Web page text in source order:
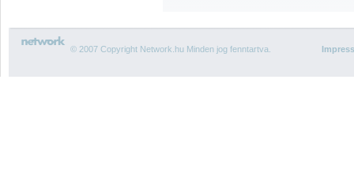
© 2007 Copyright Network.hu Minden jog fenntartva.